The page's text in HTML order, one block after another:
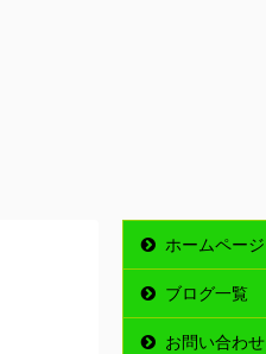
ホームページ
ブログ一覧
お問い合わせ